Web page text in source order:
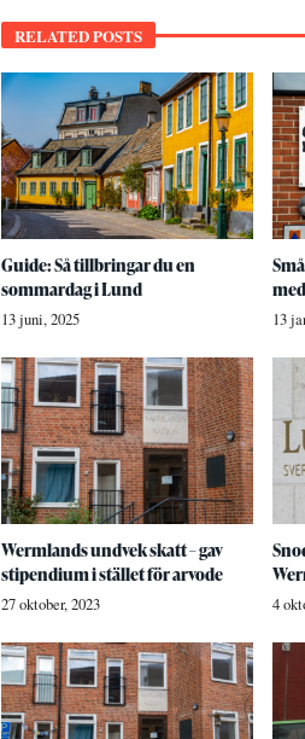
RELATED POSTS
Guide: Så tillbringar du en
sommardag i Lund
13 juni, 2025 13
Wermlands undvek skatt – gav
stipendium i stället för arvode
27 oktober, 2023 4